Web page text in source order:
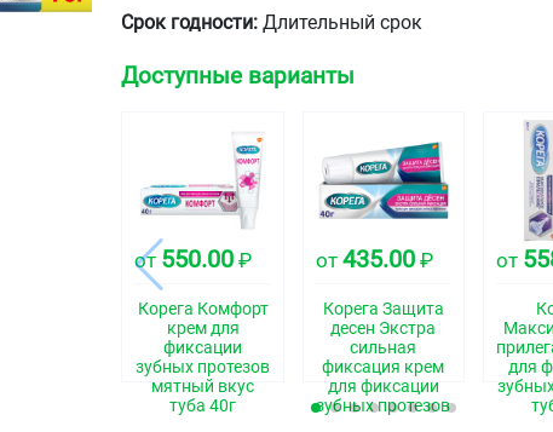
Срок годности: Длительный срок
Доступные варианты
от 550.00 ₽
Корега Комфорт
крем для
фиксации
зубных протезов
мятный вкус
туба 40г
от 435.00₽
Корега Защита
десен Экстра
сильная
фиксация крем
для фиксации
зубных протезов
от
для